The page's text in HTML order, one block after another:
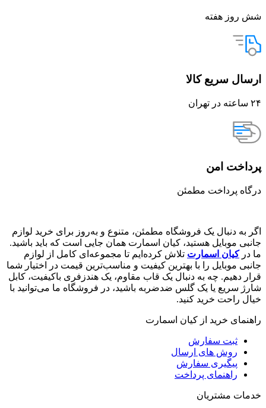
شش روز هفته
ارسال سریع کالا
۲۴ ساعته در تهران
پرداخت امن
درگاه پرداخت مطمئن
اگر به دنبال یک فروشگاه مطمئن، متنوع و به‌روز برای خرید لوازم
جانبی موبایل هستید، کیان اسمارت همان جایی است که باید باشید.
ما درکیان اسمارت تلاش کرده‌ایم تا مجموعه‌ای کامل از لوازم
جانبی موبایل را با بهترین کیفیت و مناسب‌ترین قیمت در اختیار شما
قرار دهیم. چه به دنبال یک قاب مقاوم، یک هندزفری باکیفیت، کابل
شارژ سریع یا یک گلس ضدضربه باشید، در فروشگاه ما می‌توانید با
خیال راحت خرید کنید.
راهنمای خرید از کیان اسمارت
ثبت سفارش
روش‌ های ارسال
پیگیری سفارش
راهنمای پرداخت
خدمات مشتریان